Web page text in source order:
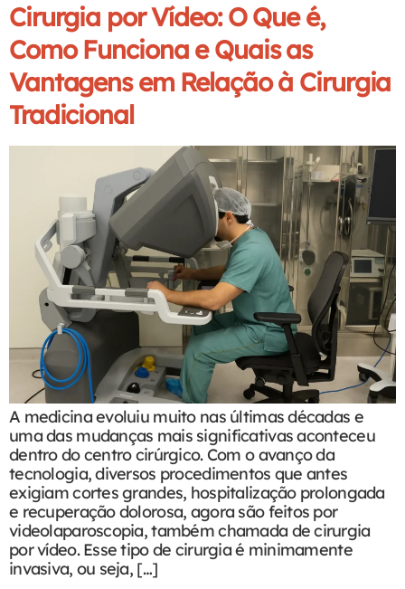
Cirurgia por Vídeo: O Que é,
Como Funciona e Quais as
Vantagens em Relação à Cirurgia
Tradicional
A medicina evoluiu muito nas últimas décadas e
uma das mudanças mais significativas aconteceu
dentro do centro cirúrgico. Com o avanço da
tecnologia, diversos procedimentos que antes
exigiam cortes grandes, hospitalização prolongada
e recuperação dolorosa, agora são feitos por
videolaparoscopia, também chamada de cirurgia
por vídeo. Esse tipo de cirurgia é minimamente
invasiva, ou seja, […]